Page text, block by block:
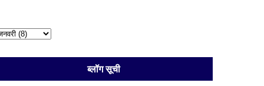
ब्लॉग सूची